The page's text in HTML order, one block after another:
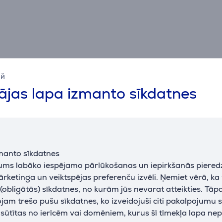
lapa izmanto sīkdatnes
sīkdatnes
labāko iespējamo pārlūkošanas un iepirkšanās
un veiktspējas preferenču izvēli. Ņemiet vērā,
sīkdatnes, no kurām jūs nevarat atteikties.
trešo pušu sīkdatnes, ko izveidojuši citi pakalpojumu
sūtītas no ierīcēm vai domēniem, kurus šī tīmekļa lapa
krāsa
melna